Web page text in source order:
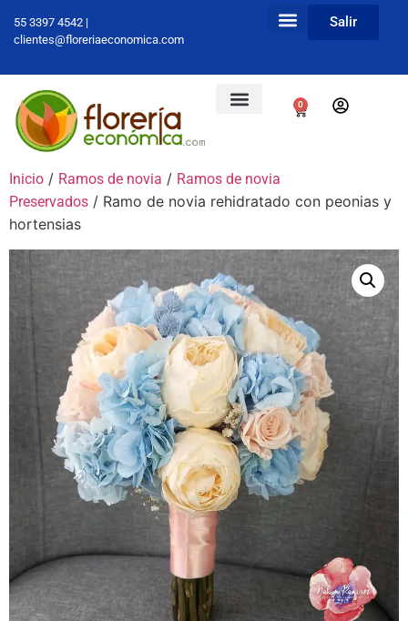
55 3397 4542 |
clientes@floreriaeconomica.com
Salir
0
Inicio / Ramos de novia / Ramos de novia
Preservados / Ramo de novia rehidratado con peonias y
hortensias